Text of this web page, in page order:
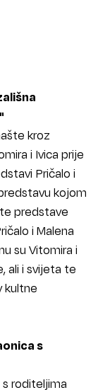
kroz
i Ivica prije
Pričalo i
kojom
predstave
i Malena
su Vitomira i
ali i svijeta te
kultne
s
roditeljima